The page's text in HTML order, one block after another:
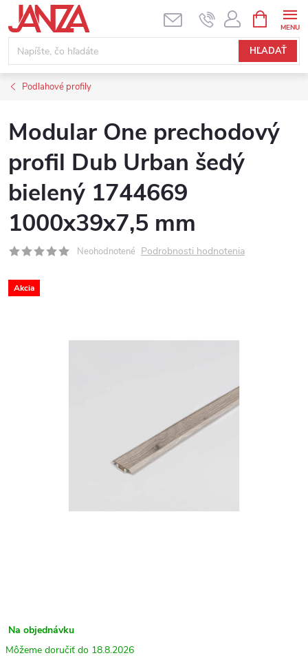
Prejsť na obsah
HĽADAŤ
Podlahové profily
Modular One prechodový
profil Dub Urban šedý
bielený 1744669
1000x39x7,5 mm
Neohodnotené Podrobnosti hodnotenia
Akcia
Na objednávku
18.8.2026